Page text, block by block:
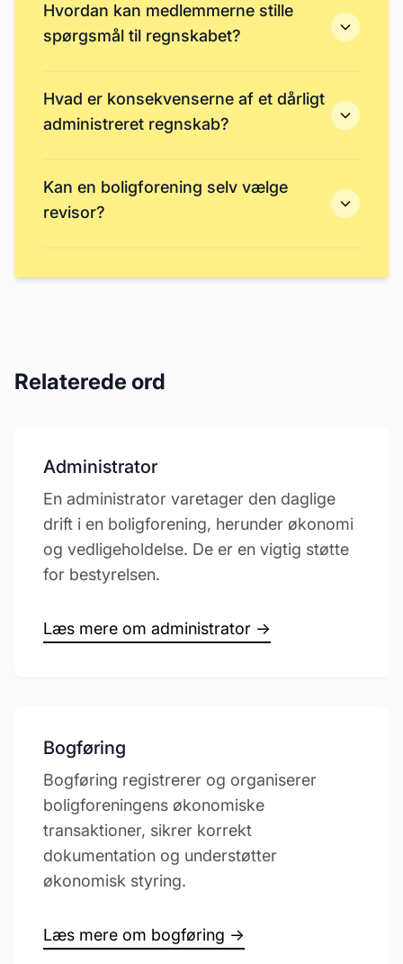
Hvordan kan medlemmerne stille
spørgsmål til regnskabet?
Hvad er konsekvenserne af et dårligt
administreret regnskab?
Kan en boligforening selv vælge
revisor?
Relaterede ord
Administrator
En administrator varetager den daglige
drift i en boligforening, herunder økonomi
og vedligeholdelse. De er en vigtig støtte
for bestyrelsen.
Læs mere om administrator →
Bogføring
Bogføring registrerer og organiserer
boligforeningens økonomiske
transaktioner, sikrer korrekt
dokumentation og understøtter
økonomisk styring.
Læs mere om bogføring →